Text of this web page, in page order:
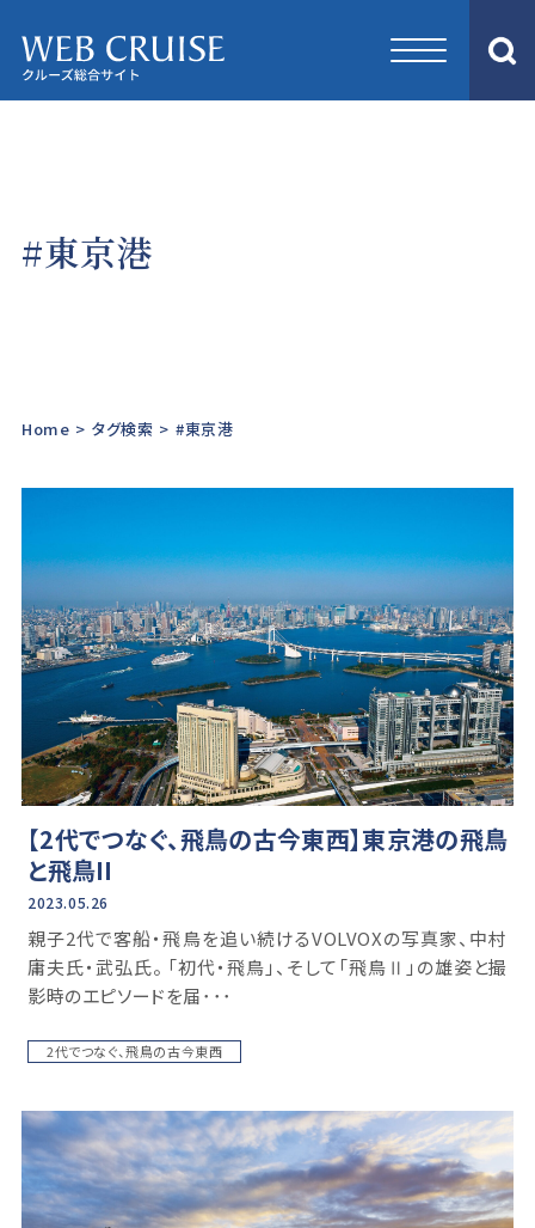
#東京港
Home > タグ検索 > #東京港
【2代でつなぐ、飛鳥の古今東西】東京港の飛鳥
と飛鳥II
2023.05.26
親⼦2代で客船・飛鳥を追い続けるVOLVOXの写真家、中村
庸夫⽒・武弘⽒。 「初代・⾶⿃」、そして「⾶⿃Ⅱ」の雄姿と撮
影時のエピソードを届･･･
2代でつなぐ、飛鳥の古今東西